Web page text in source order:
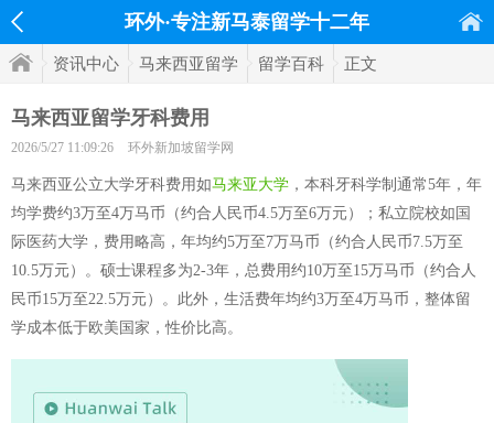
环外·专注新马泰留学十二年
资讯中心 马来西亚留学 留学百科 正文
马来西亚留学牙科费用
2026/5/27 11:09:26 环外新加坡留学网
马来西亚公立大学牙科费用如马来亚大学 ，本科牙科学制通常5年，年
均学费约3万至4万马币（约合人民币4.5万至6万元）；私立院校如国
际医药大学，费用略高，年均约5万至7万马币（约合人民币7.5万至
10.5万元）。硕士课程多为2-3年，总费用约10万至15万马币（约合人
民币15万至22.5万元）。此外，生活费年均约3万至4万马币，整体留
学成本低于欧美国家，性价比高。